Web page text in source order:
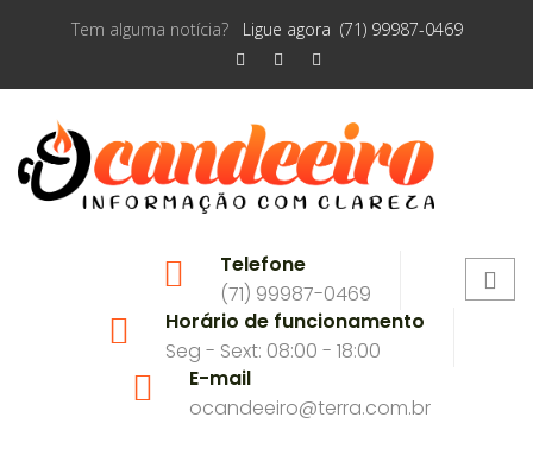
Tem alguma notícia? Ligue agora (71) 99987-0469
Telefone
(71) 99987-0469
Horário de funcionamento
Seg - Sext: 08:00 - 18:00
E-mail
ocandeeiro@terra.com.br